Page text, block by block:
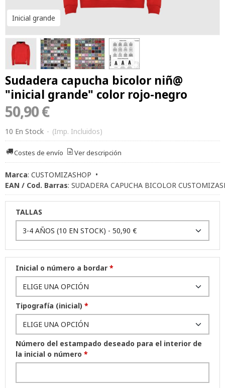
Inicial grande
Sudadera capucha bicolor niñ@
"inicial grande" color rojo-negro
50,90 €
10 En Stock - (Imp. Incluidos)
Costes de envío Ver descripción
Marca: CUSTOMIZASHOP •
EAN / Cod. Barras: SUDADERA CAPUCHA BICOLOR
TALLAS
Inicial o número a bordar *
Tipografía (inicial) *
Número del estampado deseado para el interior de
la inicial o número *